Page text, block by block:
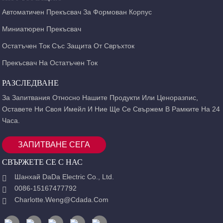
Автоматичен Прекъсвач За Формован Корпус
Миниатюрен Прекъсвач
Остатъчен Ток Със Защита От Свръхток
Прекъсвач На Остатъчен Ток
РАЗСЛЕДВАНЕ
За Запитвания Относно Нашите Продукти Или Ценоразпис,
Оставете Ни Своя Имейл И Ние Ще Се Свържем В Рамките На 24
Часа.
ЗАПИТВАНЕ СЕГА
СВЪРЖЕТЕ СЕ С НАС
Шанхай DaDa Electric Co., Ltd.
0086-15167477792
Charlotte.weng@cdada.com